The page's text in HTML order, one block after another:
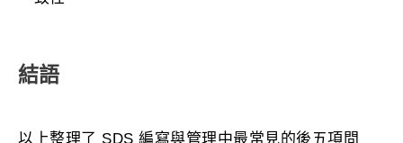
結語
以上整理了 SDS 編寫與管理中最常見的後五項問